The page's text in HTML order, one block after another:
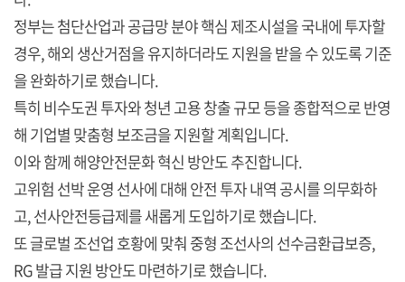
정부는 첨단산업과 공급망 분야 핵심 제조시설을 국내에 투자할
경우, 해외 생산거점을 유지하더라도 지원을 받을 수 있도록 기준
을 완화하기로 했습니다.
특히 비수도권 투자와 청년 고용 창출 규모 등을 종합적으로 반영
해 기업별 맞춤형 보조금을 지원할 계획입니다.
이와 함께 해양안전문화 혁신 방안도 추진합니다.
고위험 선박 운영 선사에 대해 안전 투자 내역 공시를 의무화하
고, 선사안전등급제를 새롭게 도입하기로 했습니다.
또 글로벌 조선업 호황에 맞춰 중형 조선사의 선수금환급보증,
RG 발급 지원 방안도 마련하기로 했습니다.